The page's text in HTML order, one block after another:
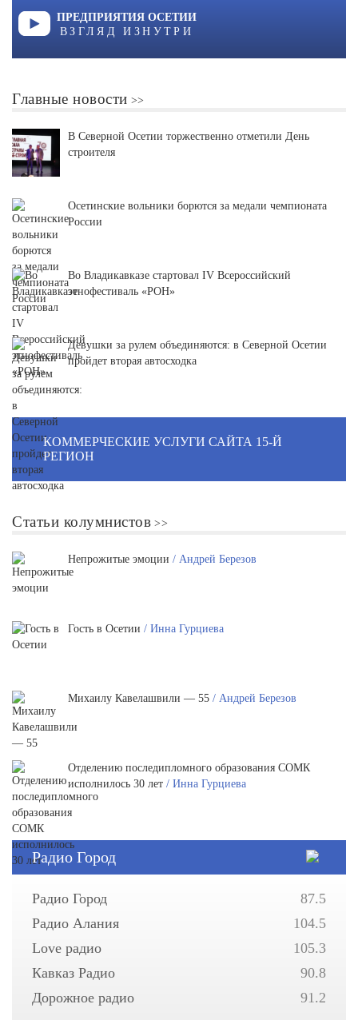
ПРЕДПРИЯТИЯ ОСЕТИИ
ВЗГЛЯД ИЗНУТРИ
Главные новости
В Северной Осетии торжественно отметили День
строителя
Осетинские вольники борются за медали чемпионата
России
Во Владикавказе стартовал IV Всероссийский
этнофестиваль «РОН»
Девушки за рулем объединяются: в Северной Осетии
пройдет вторая автосходка
КОММЕРЧЕСКИЕ УСЛУГИ САЙТА 15-Й
РЕГИОН
Статьи колумнистов
Непрожитые эмоции / Андрей Березов
Гость в Осетии / Инна Гурциева
Михаилу Кавелашвили — 55 / Андрей Березов
Отделению последипломного образования СОМК
исполнилось 30 лет / Инна Гурциева
Радио Город
Радио Город
87.5
Радио Алания
104.5
Love радио
105.3
Кавказ Радио
90.8
Дорожное радио
91.2